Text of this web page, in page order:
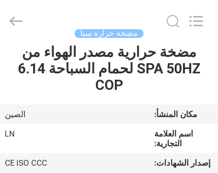
الصفحة
الرئيسية
فيديوهات
معلومات
Maanshan
مضخة حرارة سبا
مضخة حرارية مصدر الهواء من
SPA 50HZ لحمام السباحة 6.14
COP
مكان المنشأ:
الصين
اسم العلامة
التجارية:
LN
إصدار الشهادات:
CE ISO CCC